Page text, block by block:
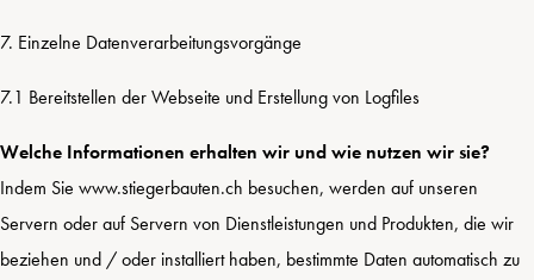
7. Einzelne Datenverarbeitungsvorgänge
7.1 Bereitstellen der Webseite und Erstellung von Logfiles
Welche Informationen erhalten wir und wie nutzen wir sie?
Indem Sie www.stiegerbauten.ch besuchen, werden auf unseren
Servern oder auf Servern von Dienstleistungen und Produkten, die wir
beziehen und / oder installiert haben, bestimmte Daten automatisch zu